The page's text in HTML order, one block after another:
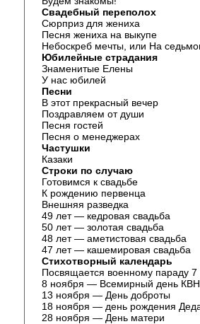
Свадебный переполох
Сюрприз для жениха
Песня жениха на выкупе
Небоскреб мечты, или На
Юбилейные страдания
Знаменитые Елены
У нас юбилей
Песни
В этот прекрасный вечер
Поздравляем от души
Песня гостей
Песня о менеджерах
Частушки
Казаки
Строки по случаю
Готовимся к свадьбе
К рождению первенца
Внешняя разведка
49 лет — кедровая свадьба
50 лет — золотая свадьба
48 лет — аметистовая свадьба
47 лет — кашемировая свадьба
Стихотворный календарь
Посвящается военному параду 7
8 ноября — Всемирный день КВН
13 ноября — День доброты
18 ноября — день рождения
28 ноября — День матери